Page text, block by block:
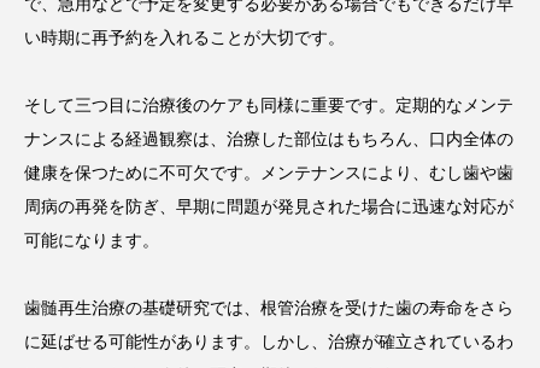
で、急用などで予定を変更する必要がある場合でもできるだけ早
い時期に再予約を入れることが大切です。
そして三つ目に治療後のケアも同様に重要です。定期的なメンテ
ナンスによる経過観察は、治療した部位はもちろん、口内全体の
健康を保つために不可欠です。メンテナンスにより、むし歯や歯
周病の再発を防ぎ、早期に問題が発見された場合に迅速な対応が
可能になります。
歯髄再生治療の基礎研究では、根管治療を受けた歯の寿命をさら
に延ばせる可能性があります。しかし、治療が確立されているわ